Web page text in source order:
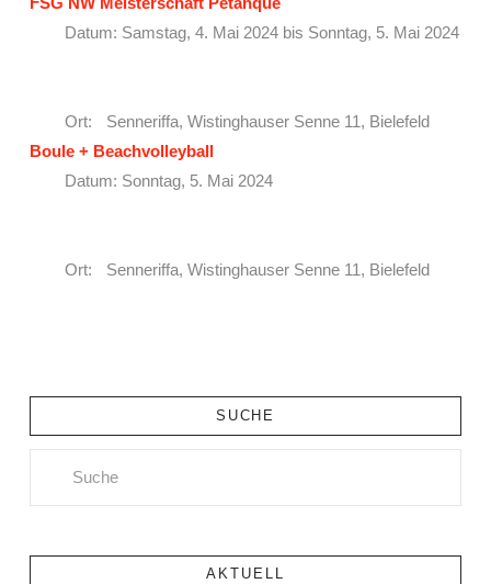
Datum: Samstag, 4. Mai 2024 bis Sonntag, 5. Mai 2024
Ort: Senneriffa, Wistinghauser Senne 11, Bielefeld
Boule + Beachvolleyball
Datum: Sonntag, 5. Mai 2024
Ort: Senneriffa, Wistinghauser Senne 11, Bielefeld
SUCHE
AKTUELL